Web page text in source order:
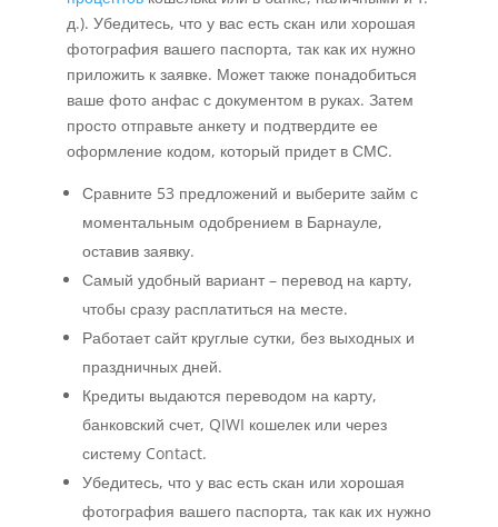
д.). Убедитесь, что у вас есть скан или хорошая
фотография вашего паспорта, так как их нужно
приложить к заявке. Может также понадобиться
ваше фото анфас с документом в руках. Затем
просто отправьте анкету и подтвердите ее
оформление кодом, который придет в СМС.
Сравните 53 предложений и выберите займ с
моментальным одобрением в Барнауле,
оставив заявку.
Самый удобный вариант – перевод на карту,
чтобы сразу расплатиться на месте.
Работает сайт круглые сутки, без выходных и
праздничных дней.
Кредиты выдаются переводом на карту,
банковский счет, QIWI кошелек или через
систему Contact.
Убедитесь, что у вас есть скан или хорошая
фотография вашего паспорта, так как их нужно